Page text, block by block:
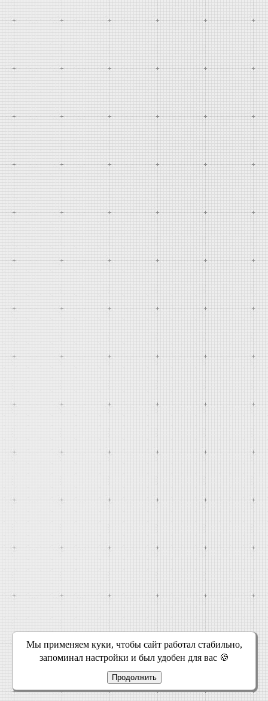
Мы применяем куки, чтобы сайт работал стабильно,
запоминал настройки и был удобен для вас 🍪
Продолжить